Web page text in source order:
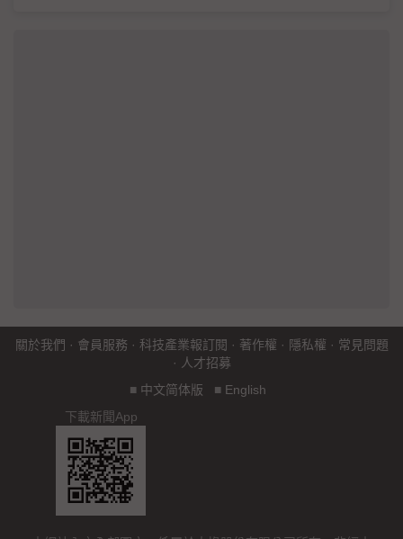
關於我們 · 會員服務 · 科技產業報訂閱 · 著作權 · 隱私權 · 常見問題
· 人才招募
■ 中文简体版 ■ English
下載新聞App